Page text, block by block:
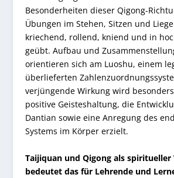
Besonderheiten dieser Qigong-
Übungen im Stehen, Sitzen und
kriechend, rollend, kniend und in
geübt. Aufbau und
orientieren sich am Luoshu, einem
überlieferten
verjüngende Wirkung wird
positive Geisteshaltung, die
Dantian sowie eine Anregung des
Systems im Körper erzielt.
Taijiquan und Qigong als spiritueller
bedeutet das für Lehrende und